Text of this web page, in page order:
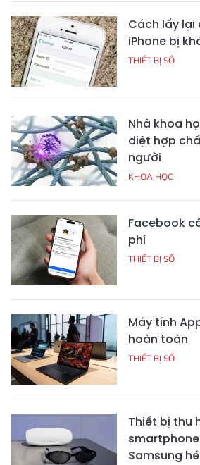
Cách lấy lại
iPhone bị
THIẾT BỊ SỐ
Nhà khoa
diệt hợp
người
KHOA HỌC
Facebook
phí
THIẾT BỊ SỐ
Máy tính
hoàn toàn
THIẾT BỊ SỐ
Thiết bị thu
Samsung